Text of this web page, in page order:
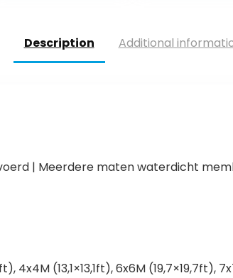
vijveraccessoire
m
Description Additional
| Meerdere maten waterdicht
4x4M (13,1×13,1ft), 6x6M (19,7×19,7ft),